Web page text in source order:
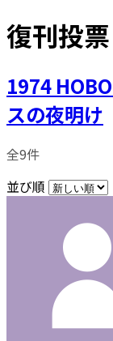
復刊投
1974
スの夜明け
全9件
並び順